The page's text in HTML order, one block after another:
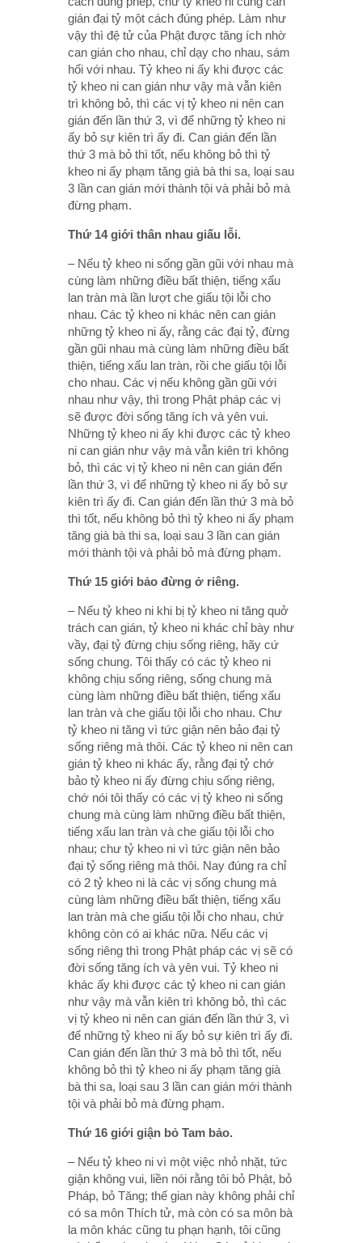
gián đại tỷ một cách đúng phép. Làm như
vậy thì đệ tử của Phật được tăng ích nhờ
can gián cho nhau, chỉ dạy cho nhau, sám
hối với nhau. Tỷ kheo ni ấy khi được các
tỷ kheo ni can gián như vậy mà vẫn kiên
trì không bỏ, thì các vị tỷ kheo ni nên can
gián đến lần thứ 3, vì để những tỷ kheo ni
ấy bỏ sự kiên trì ấy đi. Can gián đến lần
thứ 3 mà bỏ thì tốt, nếu không bỏ thì tỷ
kheo ni ấy phạm tăng già bà thi sa, loại sau
3 lần can gián mới thành tội và phải bỏ mà
đừng phạm.
Thứ 14 giới thân nhau giấu lỗi.
– Nếu tỷ kheo ni sống gần gũi với nhau mà
cùng làm những điều bất thiện, tiếng xấu
lan tràn mà lần lượt che giấu tội lỗi cho
nhau. Các tỷ kheo ni khác nên can gián
những tỷ kheo ni ấy, rằng các đại tỷ, đừng
gần gũi nhau mà cùng làm những điều bất
thiện, tiếng xấu lan tràn, rồi che giấu tội lỗi
cho nhau. Các vị nếu không gần gũi với
nhau như vậy, thì trong Phật pháp các vị
sẽ được đời sống tăng ích và yên vui.
Những tỷ kheo ni ấy khi được các tỷ kheo
ni can gián như vậy mà vẫn kiên trì không
bỏ, thì các vị tỷ kheo ni nên can gián đến
lần thứ 3, vì để những tỷ kheo ni ấy bỏ sự
kiên trì ấy đi. Can gián đến lần thứ 3 mà bỏ
thì tốt, nếu không bỏ thì tỷ kheo ni ấy phạm
tăng già bà thi sa, loại sau 3 lần can gián
mới thành tội và phải bỏ mà đừng phạm.
Thứ 15 giới bảo đừng ở riêng.
– Nếu tỷ kheo ni khi bị tỷ kheo ni tăng quở
trách can gián, tỷ kheo ni khác chỉ bày như
vầy, đại tỷ đừng chịu sống riêng, hãy cứ
sống chung. Tôi thấy có các tỷ kheo ni
không chịu sống riêng, sống chung mà
cùng làm những điều bất thiện, tiếng xấu
lan tràn và che giấu tội lỗi cho nhau. Chư
tỷ kheo ni tăng vì tức giận nên bảo đại tỷ
sống riêng mà thôi. Các tỷ kheo ni nên can
gián tỷ kheo ni khác ấy, rằng đại tỷ chớ
bảo tỷ kheo ni ấy đừng chịu sống riêng,
chớ nói tôi thấy có các vị tỷ kheo ni sống
chung mà cùng làm những điều bất thiện,
tiếng xấu lan tràn và che giấu tội lỗi cho
nhau; chư tỷ kheo ni vì tức giận nên bảo
đại tỷ sống riêng mà thôi. Nay đúng ra chỉ
có 2 tỷ kheo ni là các vị sống chung mà
cùng làm những điều bất thiện, tiếng xấu
lan tràn mà che giấu tội lỗi cho nhau, chứ
không còn có ai khác nữa. Nếu các vị
sống riêng thì trong Phật pháp các vị sẽ có
đời sống tăng ích và yên vui. Tỷ kheo ni
khác ấy khi được các tỷ kheo ni can gián
như vậy mà vẫn kiên trì không bỏ, thì các
vị tỷ kheo ni nên can gián đến lần thứ 3, vì
để những tỷ kheo ni ấy bỏ sự kiên trì ấy đi.
Can gián đến lần thứ 3 mà bỏ thì tốt, nếu
không bỏ thì tỷ kheo ni ấy phạm tăng già
bà thi sa, loại sau 3 lần can gián mới thành
tội và phải bỏ mà đừng phạm.
Thứ 16 giới giận bỏ Tam bảo.
– Nếu tỷ kheo ni vì một việc nhỏ nhặt, tức
giận không vui, liền nói rằng tôi bỏ Phật, bỏ
Pháp, bỏ Tăng; thế gian này không phải chỉ
có sa môn Thích tử, mà còn có sa môn bà
la môn khác cũng tu phạn hạnh, tôi cũng